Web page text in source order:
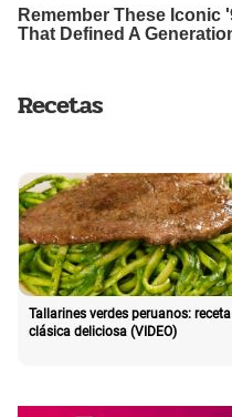
Recetas
Tallarines verdes peruanos: receta
clásica deliciosa (VIDEO)